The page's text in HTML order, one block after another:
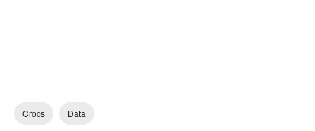
Crocs Data